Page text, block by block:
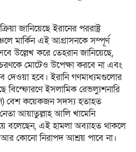
জানিয়েছে ইরানের পররাষ্ট্র
মার্কিন এই আগ্রাসনকে সম্পূর্ণ
উল্লেখ করে তেহরান জানিয়েছে,
মোটেও উপেক্ষা করবে না এবং
হবে। ইরানি গণমাধ্যমগুলোর
বিস্ফোরণে ইসলামিক রেভল্যুশনারি
বেশ কয়েকজন সদস্য হতাহত
আয়াতুল্লাহ আলি খামেনি
বলেছেন, এই হামলা অব্যাহত থাকলে
আর কোনো নিরাপদ আশ্রয় পাবে না।